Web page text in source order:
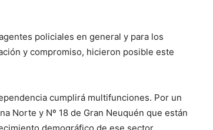
policiales en general y para los
y compromiso, hicieron posible este
cumplirá multifunciones. Por un
Norte y Nº 18 de Gran Neuquén que están